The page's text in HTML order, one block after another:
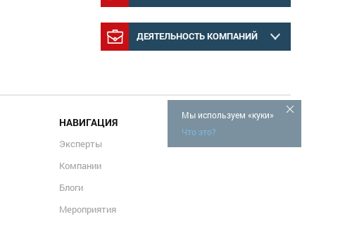
ДЕЯТЕЛЬНОСТЬ КОМПАНИЙ
Мы используем «куки»
Что это?
НАВИГАЦИЯ
Эксперты
Компании
Блоги
Мероприятия